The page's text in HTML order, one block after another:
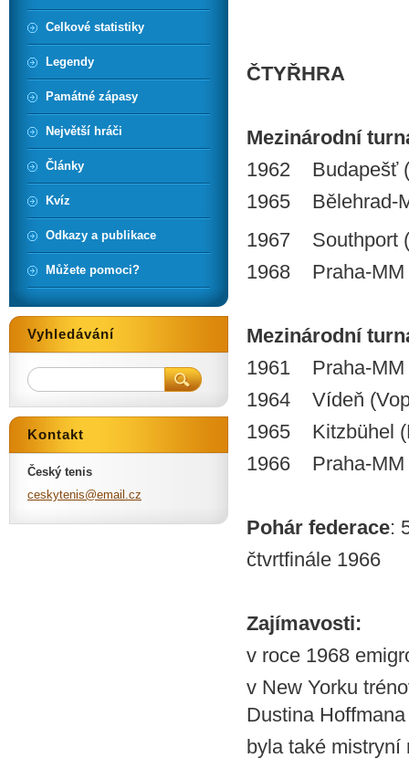
ČTYŘHRA
Mezinárodní
1962 Budapešť
1965 Bělehrad-
1967 Southport
1968 Praha-MM
Mezinárodní
1961 Praha-MM
1964 Vídeň
1965 Kitzbühel
1966 Praha-MM
Pohár federace:
čtvrtfinále 1966
Zajímavosti:
v roce 1968
v New Yorku
Dustina
byla také
Celkové statistiky
Legendy
Památné zápasy
Největší hráči
Články
Kvíz
Odkazy a publikace
Můžete pomoci?
Vyhledávání
Kontakt
Český tenis
ceskytenis@email .cz